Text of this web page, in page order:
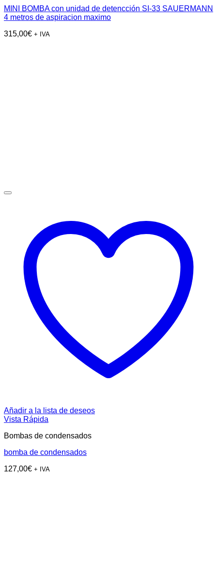
MINI BOMBA con unidad de detencción SI-33 SAUERMANN
4 metros de aspiracion maximo
315,00€ + IVA
Añadir a la lista de deseos
Vista Rápida
Bombas de condensados
bomba de condensados
127,00€ + IVA